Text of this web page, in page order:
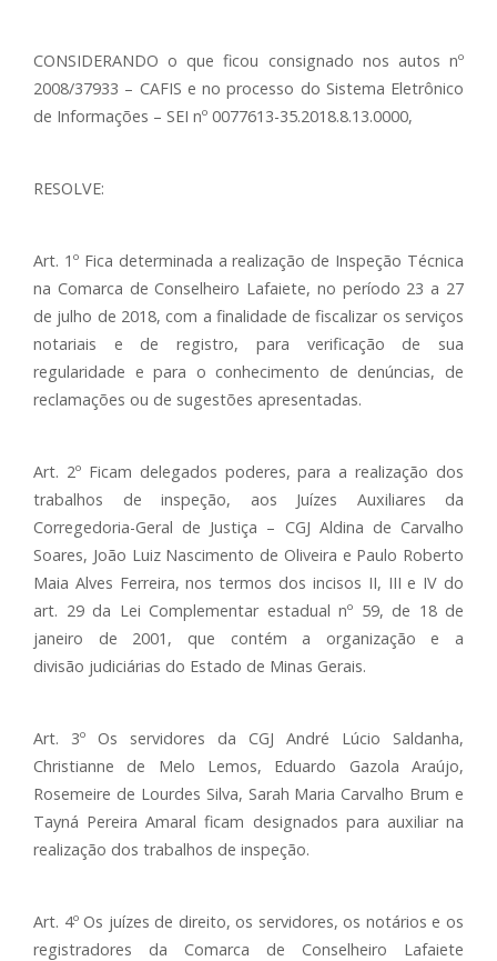
CONSIDERANDO o que ficou consignado nos autos nº
2008/37933 – CAFIS e no processo do Sistema Eletrônico
de Informações – SEI nº 0077613-35.2018.8.13.0000,
RESOLVE:
Art. 1º Fica determinada a realização de Inspeção Técnica
na Comarca de Conselheiro Lafaiete, no período 23 a 27
de julho de 2018, com a finalidade de fiscalizar os serviços
notariais e de registro, para verificação de sua
regularidade e para o conhecimento de denúncias, de
reclamações ou de sugestões apresentadas.
Art. 2º Ficam delegados poderes, para a realização dos
trabalhos de inspeção, aos Juízes Auxiliares da
Corregedoria-Geral de Justiça – CGJ Aldina de Carvalho
Soares, João Luiz Nascimento de Oliveira e Paulo Roberto
Maia Alves Ferreira, nos termos dos incisos II, III e IV do
art. 29 da Lei Complementar estadual nº 59, de 18 de
janeiro de 2001, que contém a organização e a
divisão judiciárias do Estado de Minas Gerais.
Art. 3º Os servidores da CGJ André Lúcio Saldanha,
Christianne de Melo Lemos, Eduardo Gazola Araújo,
Rosemeire de Lourdes Silva, Sarah Maria Carvalho Brum e
Tayná Pereira Amaral ficam designados para auxiliar na
realização dos trabalhos de inspeção.
Art. 4º Os juízes de direito, os servidores, os notários e os
registradores da Comarca de Conselheiro Lafaiete